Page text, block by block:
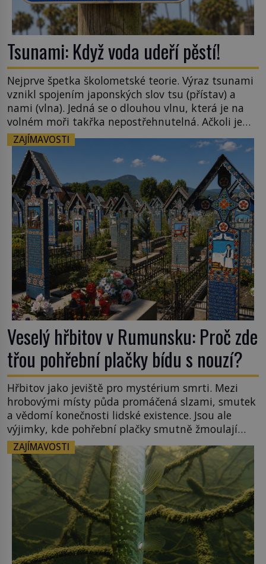
Tsunami: Když voda udeří pěstí!
Nejprve špetka školometské teorie. Výraz tsunami
vznikl spojením japonských slov tsu (přístav) a
nami (vlna). Jedná se o dlouhou vlnu, která je na
volném moři takřka nepostřehnutelná. Ačkoli je
vlnová délka tsunami i 300 kilometrů, výška vlny
na volném moři je maximálně 1,5 metru. Máme se
podobné obří vlny obávat i v Evropě? Vznik
tsunami si […]
ZAJÍMAVOSTI
Veselý hřbitov v Rumunsku: Proč zde
třou pohřební plačky bídu s nouzí?
Hřbitov jako jeviště pro mystérium smrti. Mezi
hrobovými místy půda promáčená slzami, smutek
a vědomí konečnosti lidské existence. Jsou ale
výjimky, kde pohřební plačky smutně žmoulají
kapesníky nikoli při smutečním obřadu, ale při
pohledu na výši vyměřené podpory
v nezaměstnanosti. Kam vás pozveme? Unikátní
hřbitov, který si vysloužil název „Veselý“, najdeme
v rumunské vesnici Sapanta, nedaleko hranic […]
ZAJÍMAVOSTI